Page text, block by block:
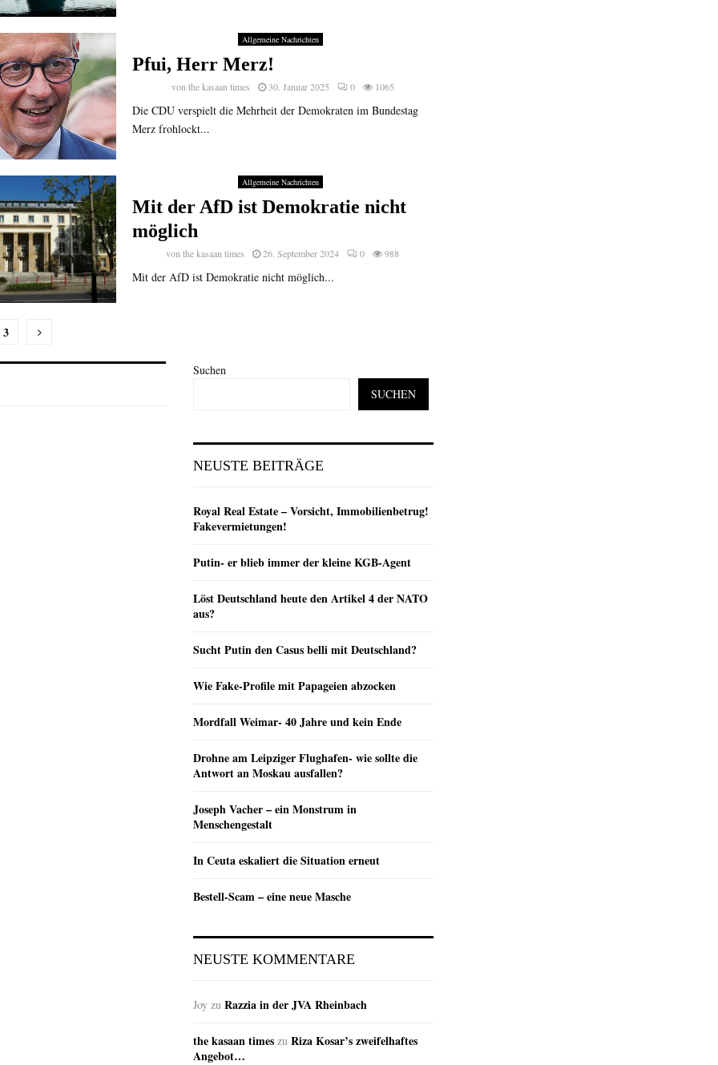
Allgemeine Nachrichten
Pfui, Herr Merz!
von the kasaan times 30. Januar 2025 0 1065
Die CDU verspielt die Mehrheit der Demokraten im Bundestag
Merz frohlockt...
Allgemeine Nachrichten
Mit der AfD ist Demokratie nicht
möglich
vonthe kasaan times 26. September 2024 0 988
Mit der AfD ist Demokratie nicht möglich...
3
Suchen
SUCHEN
NEUSTE BEITRÄGE
Royal Real Estate – Vorsicht, Immobilienbetrug!
Fakevermietungen!
Putin- er blieb immer der kleine KGB-Agent
Löst Deutschland heute den Artikel 4 der NATO
aus?
Sucht Putin den Casus belli mit Deutschland?
Wie Fake-Profile mit Papageien abzocken
Mordfall Weimar- 40 Jahre und kein Ende
Drohne am Leipziger Flughafen- wie sollte die
Antwort an Moskau ausfallen?
Joseph Vacher – ein Monstrum in
Menschengestalt
In Ceuta eskaliert die Situation erneut
Bestell-Scam – eine neue Masche
NEUSTE KOMMENTARE
Joy zu Razzia in der JVA Rheinbach
the kasaan times zu Riza Kosar’s zweifelhaftes
Angebot…